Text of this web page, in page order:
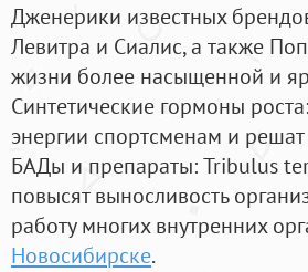
Дженерики известных
Левитра и Сиалис, а также
жизни более насыщенной и
Синтетические гормоны роста
энергии спортсменам и
БАДы и препараты:Tribulus
повысят выносливость
работу многих внутренних
Новосибирске.